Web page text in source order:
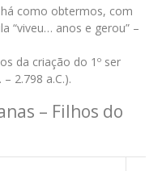
como obtermos, com
“viveu… anos e gerou” –
da criação do 1º ser
2.798 a.C.).
– Filhos do